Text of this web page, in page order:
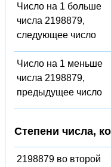
Число на 1 больше
числа 2198879,
следующее число
Число на 1 меньше
числа 2198879,
предыдущее число
Степени числа,
2198879 во второй